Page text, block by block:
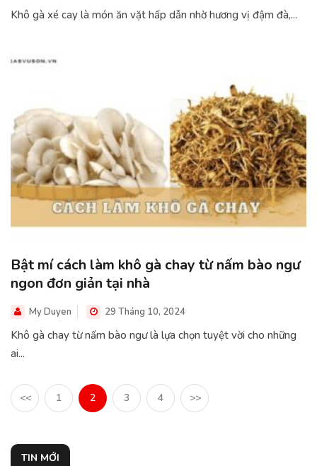
Khô gà xé cay là món ăn vặt hấp dẫn nhờ hương vị đậm đà,...
Bật mí cách làm khô gà chay từ nấm bào ngư
ngon đơn giản tại nhà
My Duyen 29 Tháng 10, 2024
Khô gà chay từ nấm bào ngư là lựa chọn tuyệt vời cho những
ai...
<< 1 2 3 4 >>
TIN MỚI